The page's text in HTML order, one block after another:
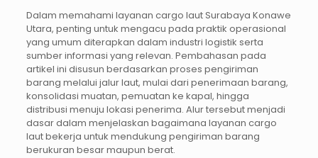
Dalam memahami layanan cargo laut Surabaya Konawe
Utara, penting untuk mengacu pada praktik operasional
yang umum diterapkan dalam industri logistik serta
sumber informasi yang relevan. Pembahasan pada
artikel ini disusun berdasarkan proses pengiriman
barang melalui jalur laut, mulai dari penerimaan barang,
konsolidasi muatan, pemuatan ke kapal, hingga
distribusi menuju lokasi penerima. Alur tersebut menjadi
dasar dalam menjelaskan bagaimana layanan cargo
laut bekerja untuk mendukung pengiriman barang
berukuran besar maupun berat.